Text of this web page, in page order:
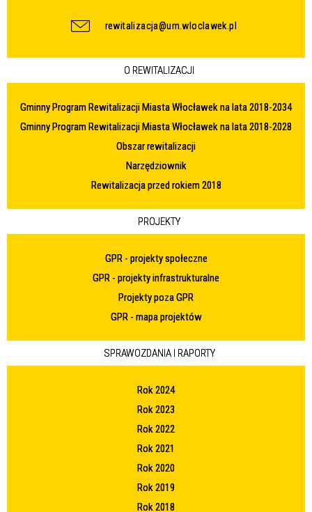
rewitalizacja@um.wloclawek.pl
O REWITALIZACJI
Gminny Program Rewitalizacji Miasta Włocławek na lata 2018-2034
Gminny Program Rewitalizacji Miasta Włocławek na lata 2018-2028
Obszar rewitalizacji
Narzędziownik
Rewitalizacja przed rokiem 2018
PROJEKTY
GPR - projekty społeczne
GPR - projekty infrastrukturalne
Projekty poza GPR
GPR - mapa projektów
SPRAWOZDANIA I RAPORTY
Rok 2024
Rok 2023
Rok 2022
Rok 2021
Rok 2020
Rok 2019
Rok 2018